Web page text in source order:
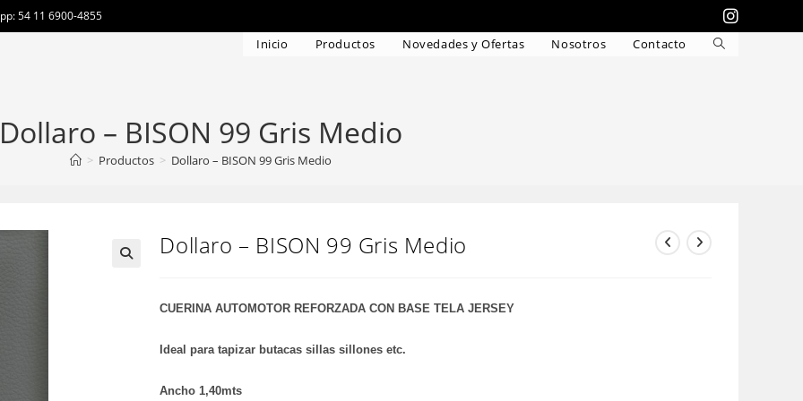
54 11 6900-4855
Inicio Productos Novedades y Ofertas Nosotros Contacto
Alternar
Dollaro – BISON 99 Gris Medio
> Productos > Dollaro – BISON 99 Gris Medio
Dollaro – BISON 99 Gris Medio
CUERINA AUTOMOTOR REFORZADA CON BASE TELA JERSEY
Ideal para tapizar butacas sillas sillones etc.
Ancho 1,40mts